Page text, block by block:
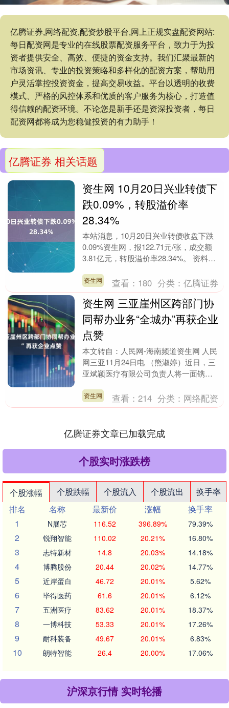
亿腾证券,网络配资,配资炒股平台,网上正规实盘配资网站:
每日配资网是专业的在线股票配资服务平台，致力于为投
资者提供安全、高效、便捷的资金支持。我们汇聚最新的
市场资讯、专业的投资策略和多样化的配资方案，帮助用
户灵活掌控投资资金，提高交易收益。平台以透明的收费
模式、严格的风控体系和优质的客户服务为核心，打造值
得信赖的配资环境。不论您是新手还是资深投资者，每日
配资网都将成为您稳健投资的有力助手！
亿腾证券 相关话题
资生网 10月20日兴业转债下
跌0.09%，转股溢价率
28.34%
本站消息，10月20日兴业转债收盘下跌
0.09%资生网，报122.71元/张，成交额
3.81亿元，转股溢价率28.34%。 资料显
资生网 查看： 180 分类：亿腾证券
资生网 三亚崖州区跨部门协
同帮办业务“全城办”再获企业
点赞
本文转自：人民网-海南频道资生网 人民
网三亚11月24日电 （熊淑婷）近日，三
亚斌颖医疗有限公司负责人将一面镌
流水”的锦旗....
资生网 查看：214 分类： 网络配资
亿腾证券文章已加载完成
个股实时涨跌榜
个股涨幅 个股跌幅 个股流入 个股流出
换手率
排名
名称 最新价 涨幅
换手率
1
N展芯 116.52 396.89% 79.39%
2 锐翔智能 110.02 20.21% 16.80%
3 志特新材 14.8 20.03% 14.18%
4 博腾股份 20.44 20.02% 14.77%
5 近岸蛋白 46.72 20.01% 5.62%
6 毕得医药 61.6 20.01% 6.12%
7 五洲医疗 83.62 20.01% 18.37%
8 一博科技 53.33 20.01% 17.26%
9 耐科装备 49.67 20.01% 6.83%
10 朗特智能 26.4 20.00% 17.06%
沪深京行情 实时轮播